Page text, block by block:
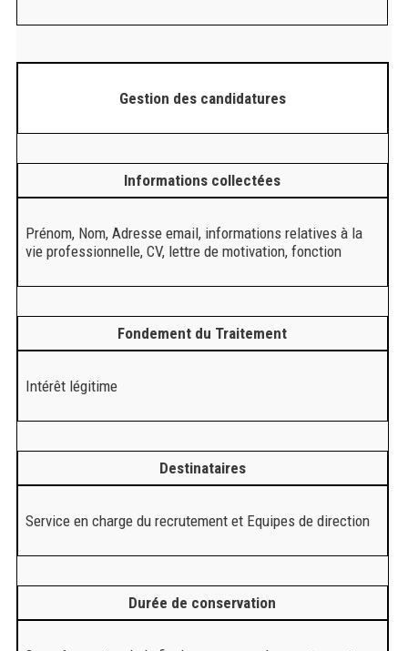
Gestion des candidatures
Informations collectées
Prénom, Nom, Adresse email, informations relatives à la
vie professionnelle, CV, lettre de motivation, fonction
Fondement du Traitement
Intérêt légitime
Destinataires
Service en charge du recrutement et Equipes de direction
Durée de conservation